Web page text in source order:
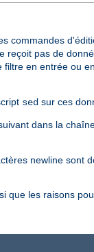
commandes
reçoit pas de
filtre en entrée ou
sed sur ces
dans la
newline sont
que les raisons